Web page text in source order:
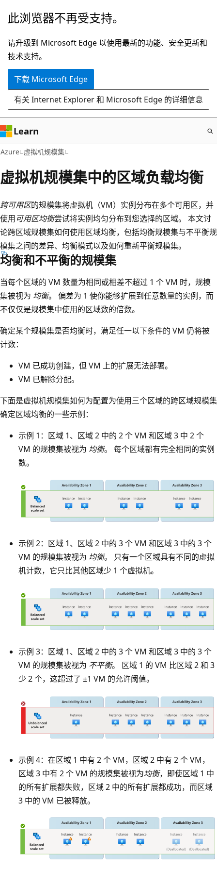
跳
主
要
内
此浏览器不再受支持。
请升级到 Microsoft Edge 以使用最新的功能、安全更新和
技术支持。
下载 Microsoft Edge
有关 Internet Explorer 和 Microsoft Edge 的详细信息
Learn
Azure 虚拟机规模集
虚拟机规模集中的区域负载均衡
跨可用区的规模集将虚拟机（VM）实例分布在多个可用区，并
使用可用区均衡尝试将实例均匀分布到您选择的区域。 本文讨
论跨区域规模集如何使用区域均衡，包括均衡规模集与不平衡规
模集之间的差异、均衡模式以及如何重新平衡规模集。
均衡和不平衡的规模集
当每个区域的 VM 数量为相同或相差不超过 1 个 VM 时，规模
集被视为 均衡。 偏差为 1 使你能够扩展到任意数量的实例，而
不仅仅是规模集中使用的区域数的倍数。
确定某个规模集是否均衡时，满足任一以下条件的 VM 仍将被
计数：
VM 已成功创建，但 VM 上的扩展无法部署。
VM 已解除分配。
下面是虚拟机规模集如何为配置为使用三个区域的跨区域规模集
确定区域均衡的一些示例：
示例 1：区域 1、区域 2 中的 2 个 VM 和区域 3 中 2 个
VM 的规模集被视为 均衡。 每个区域都有完全相同的实例
数。
示例 2：区域 1、区域 2 中的 3 个 VM 和区域 3 中的 3 个
VM 的规模集被视为 均衡。 只有一个区域具有不同的虚拟
机计数，它只比其他区域少 1 个虚拟机。
示例 3：区域 1、区域 2 中的 3 个 VM 和区域 3 中的 3 个
VM 的规模集被视为 不平衡。 区域 1 的 VM 比区域 2 和 3
少 2 个，这超过了 ±1 VM 的允许阈值。
示例 4：在区域 1 中有 2 个 VM，区域 2 中有 2 个 VM，
区域 3 中有 2 个 VM 的规模集被视为均衡，即使区域 1 中
的所有扩展都失败，区域 2 中的所有扩展都成功，而区域
3 中的 VM 已被释放。